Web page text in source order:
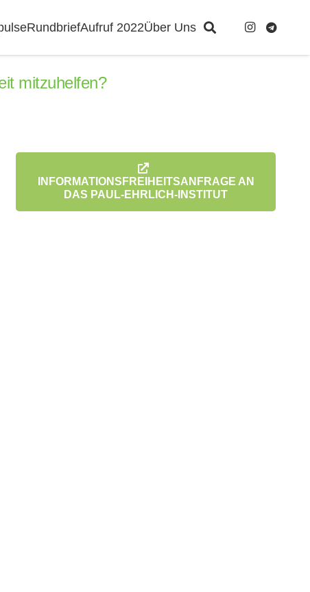
RundbriefAufruf 2022Über Uns
mitzuhelfen?
INFORMATIONSFREIHEITSANFRAGE AN
DAS PAUL-EHRLICH-INSTITUT